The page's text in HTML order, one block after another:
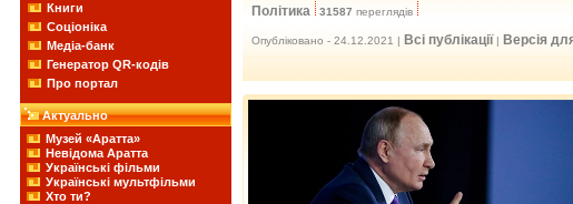
Книги
Соціоніка
Медіа-банк
Генератор QR-кодів
Про портал
Актуально
Музей «Аратта»
Невідома Аратта
Українські фільми
Українські мультфільми
Хто ти?
Політика 31587 переглядів
Опубліковано - 24.12.2021 | Всі публікації | Версія